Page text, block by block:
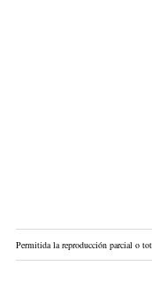
Permitida la reproducción parcial o